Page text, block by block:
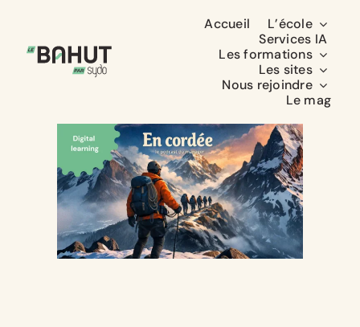
contenu
Accueil
L’école
Services IA
Les formations
Les sites
Nous rejoindre
Le mag